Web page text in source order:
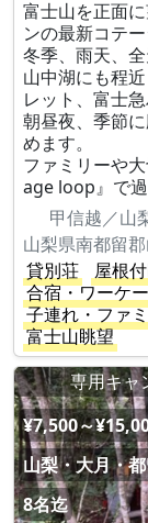
富士山を正面
ンの最新コテ
冬季、雨天、
山中湖にも程
レット、富士
朝昼夜、季節
めます。
ファミリーや
age loop』で過
甲信越／山
山梨県南都留
貸別荘
屋根
合宿・ワーケ
子連れ・ファ
富士山眺望
専用キ
¥7,500～
山梨・大月・
8名迄